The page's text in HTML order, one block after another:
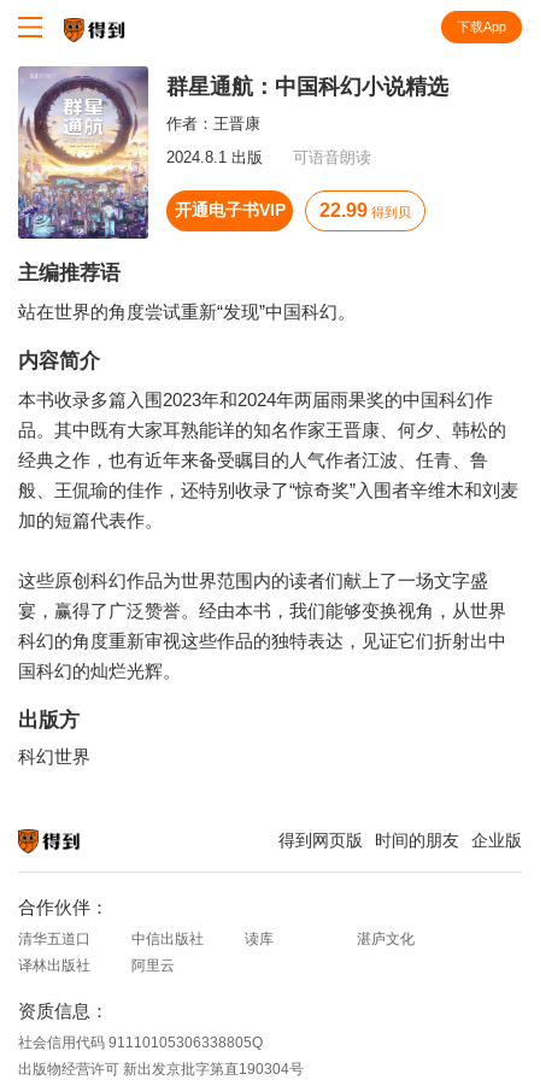
下载App
群星通航：中国科幻小说精选
作者： 王晋康
2024.8.1 出版
可语音朗读
开通电子书VIP 22.99 得到贝
主编推荐语
站在世界的角度尝试重新“发现”中国科幻。
内容简介
本书收录多篇入围2023年和2024年两届雨果奖的中国科幻作
品。其中既有大家耳熟能详的知名作家王晋康、何夕、韩松的
经典之作，也有近年来备受瞩目的人气作者江波、任青、鲁
般、王侃瑜的佳作，还特别收录了“惊奇奖”入围者辛维木和刘麦
加的短篇代表作。
这些原创科幻作品为世界范围内的读者们献上了一场文字盛
宴，赢得了广泛赞誉。经由本书，我们能够变换视角，从世界
科幻的角度重新审视这些作品的独特表达，见证它们折射出中
国科幻的灿烂光辉。
出版方
科幻世界
得到网页版 时间的朋友 企业版
合作伙伴：
清华五道口 中信出版社 读库
湛庐文化
译林出版社
阿里云
资质信息：
社会信用代码 91110105306338805Q
出版物经营许可 新出发京批字第直190304号